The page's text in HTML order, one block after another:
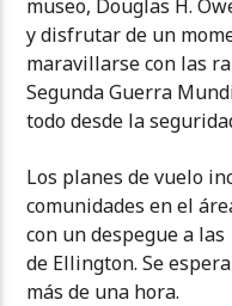
museo, Douglas H.
y disfrutar de un
maravillarse con las
Segunda Guerra
todo desde la
Los planes de vuelo
comunidades en el
con un despegue a
de Ellington. Se
más de una hora.